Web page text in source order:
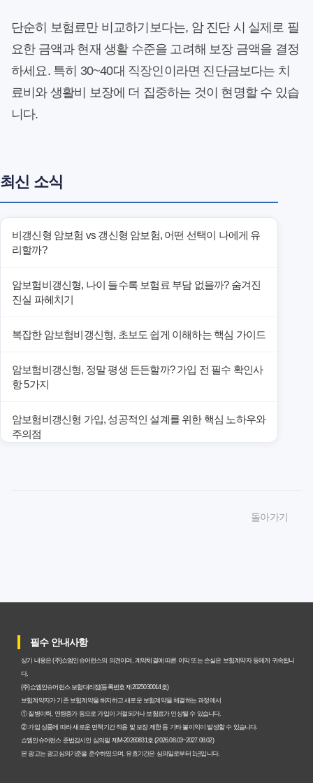
단순히 보험료만 비교하기보다는, 암 진단 시 실제로 필
요한 금액과 현재 생활 수준을 고려해 보장 금액을 결정
하세요. 특히 30~40대 직장인이라면 진단금보다는 치
료비와 생활비 보장에 더 집중하는 것이 현명할 수 있습
니다.
최신 소식
비갱신형 암보험 vs 갱신형 암보험, 어떤 선택이 나에게 유
리할까?
암보험비갱신형, 나이 들수록 보험료 부담 없을까? 숨겨진
진실 파헤치기
복잡한 암보험비갱신형, 초보도 쉽게 이해하는 핵심 가이드
암보험비갱신형, 정말 평생 든든할까? 가입 전 필수 확인사
항 5가지
암보험비갱신형 가입, 성공적인 설계를 위한 핵심 노하우와
주의점
갱신형 암보험과 비갱신형, 어떤 차이가 있을까? 내게 맞는
암보험비갱신형, 평생 고정 보험료의 숨겨진 가치와 현명한
선택 기준
암보험 비갱신형, 왜 지금 선택해야 할까요? 미래 보험료 걱
정 끝내는 방법
갱신형 vs 비갱신형 암보험, 당신에게 더 유리한 선택은? 완
돌아가기
필수 안내사항
상기 내용은 (주)쇼엠인슈어런스의 의견이며, 계약체결에 따른 이익 또는 손실은 보험계약자 등에게 귀속됩니
다.
(주)쇼엠인슈어런스 보험대리점(등록번호 제2025030014호)
보험계약자가 기존 보험계약을 해지하고 새로운 보험계약을 체결하는 과정에서
① 질병이력, 연령증가 등으로 가입이 거절되거나 보험료가 인상될 수 있습니다.
② 가입 상품에 따라 새로운 면책기간 적용 및 보장 제한 등 기타 불이익이 발생할 수 있습니다.
쇼엠인슈어런스 준법감시인 심의필 제M-20260831호 (2026.08.03~2027.08.02)
본 광고는 광고심의기준을 준수하였으며, 유효기간은 심의일로부터 1년입니다.